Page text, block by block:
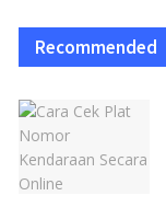
Recommended